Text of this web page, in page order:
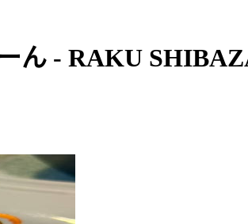
ん - RAKU